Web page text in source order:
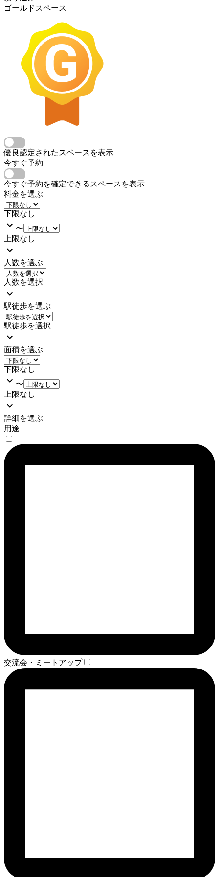
ゴールドスペース
優良認定されたスペースを表示
今すぐ予約
今すぐ予約を確定できるスペースを表示
料金を選ぶ
下限なし
〜
上限なし
人数を選ぶ
人数を選択
駅徒歩を選ぶ
駅徒歩を選択
面積を選ぶ
下限なし
〜
上限なし
詳細を選ぶ
用途
交流会・ミートアップ